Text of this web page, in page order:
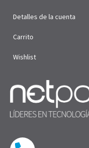
Detalles de la cuenta
Carrito
Wishlist